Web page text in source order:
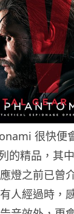
很快便
的精品，其
燈之前已曾
人經過時，